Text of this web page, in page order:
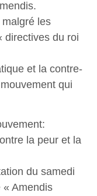
malgré les
directives du roi
et la contre-
qui
la peur et la
du samedi
« Amendis